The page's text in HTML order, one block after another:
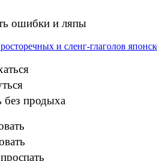
ошибки и ляпы
продыха